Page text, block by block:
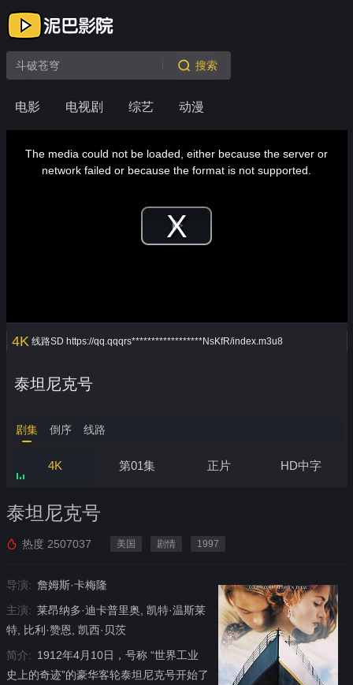
电影 电视剧 综艺 动漫
搜索
Play
modalThe media could not be loaded, either because the server or
network failed or because the format is not supported.
4K 线路SD https://qq.qqqrs******************NsKfR/index.m3u8
泰坦尼克号
剧集 倒序 线路
4K 第01集 正片 HD中字
泰坦尼克号
热度 2507037 美国 剧情 1997
导演: 詹姆斯·卡梅隆
主演: 莱昂纳多·迪卡普里奥, 凯特·温斯莱
特, 比利·赞恩, 凯西·贝茨
简介: 1912年4月10日，号称 “世界工业
史上的奇迹”的豪华客轮泰坦尼克号开始了